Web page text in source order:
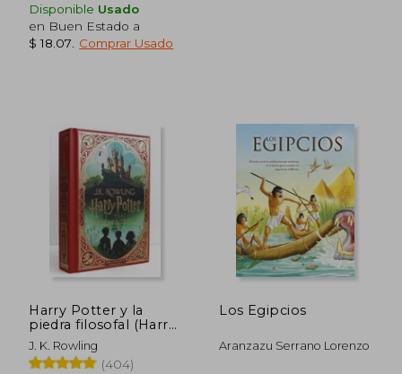
Disponible Usado
en Buen Estado a
$ 18.07
Comprar Usado
45%
dcto.
Harry Potter y la
piedra filosofal (Harry
Potter edición
MinaLima 1)
J. K. Rowling
(404)
Los Egipcios
Aranzazu Serrano Lorenzo